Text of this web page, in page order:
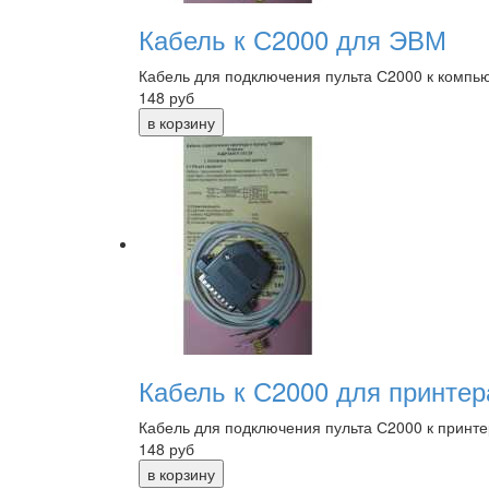
Кабель к С2000 для ЭВМ
Кабель для подключения пульта С2000 к
148 руб
Кабель к С2000 для
Кабель для подключения пульта С2000 к
148 руб